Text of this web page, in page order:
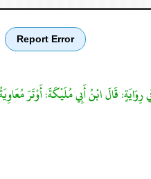
Report Error
وَفِي رِوَايَةٍ: قَالَ ابْنُ أَبِي مُلَيْكَةَ: أَوْتَرَ